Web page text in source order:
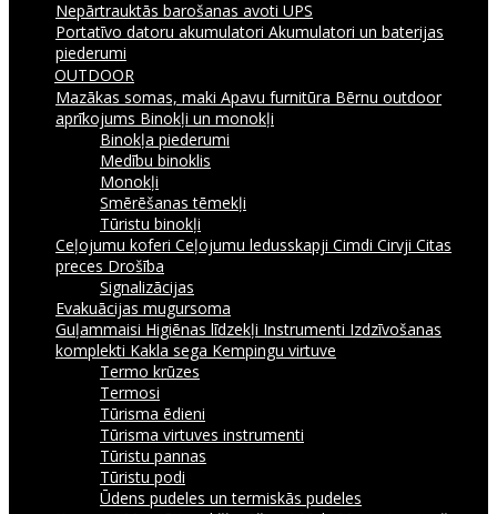
Nepārtrauktās barošanas avoti UPS
Portatīvo datoru akumulatori Akumulatori un baterijas
piederumi
OUTDOOR
Mazākas somas, maki Apavu furnitūra Bērnu outdoor
aprīkojums Binokļi un monokļi
Binokļa piederumi
Medību binoklis
Monokļi
Smērēšanas tēmekļi
Tūristu binokļi
Ceļojumu koferi Ceļojumu ledusskapji Cimdi Cirvji Citas
preces Drošība
Signalizācijas
Evakuācijas mugursoma
Guļammaisi Higiēnas līdzekļi Instrumenti Izdzīvošanas
komplekti Kakla sega Kempingu virtuve
Termo krūzes
Termosi
Tūrisma ēdieni
Tūrisma virtuves instrumenti
Tūristu pannas
Tūristu podi
Ūdens pudeles un termiskās pudeles